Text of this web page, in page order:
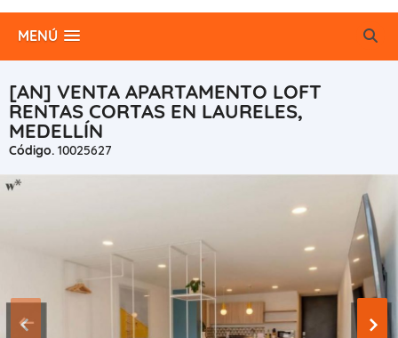
MENÚ
[AN] VENTA APARTAMENTO LOFT
RENTAS CORTAS EN LAURELES,
MEDELLÍN
Código. 10025627